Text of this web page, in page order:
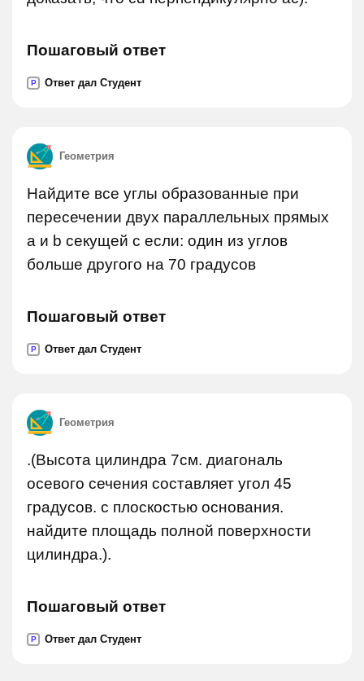
Пошаговый ответ
P Ответ дал Студент
Геометрия
Найдите все углы образованные при
пересечении двух параллельных прямых
a и b секущей c если: один из углов
больше другого на 70 градусов
Пошаговый ответ
P Ответ дал Студент
Геометрия
.(Высота цилиндра 7см. диагональ
осевого сечения составляет угол 45
градусов. с плоскостью основания.
найдите площадь полной поверхности
цилиндра.).
Пошаговый ответ
P Ответ дал Студент